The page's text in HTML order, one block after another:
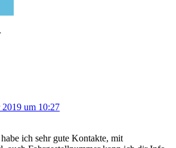
2019 um 10:27
ich sehr gute Kontakte, mit